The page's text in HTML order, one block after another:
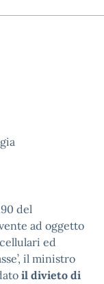
del
ad oggetto
ed
il ministro
il divieto di